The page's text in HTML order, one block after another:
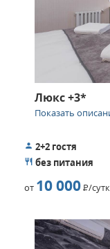
Люкс +3*
Показать
2+2 гостя
без питания
от 10 000Р/